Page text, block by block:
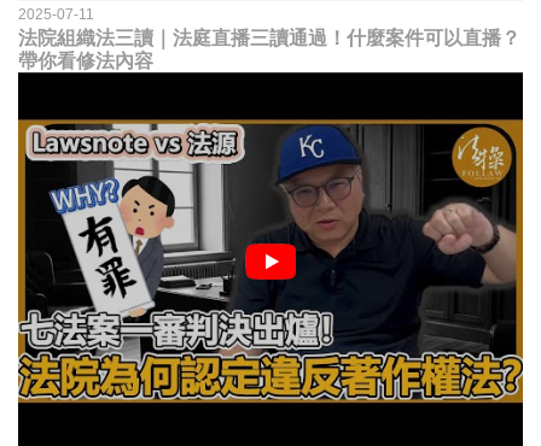
2025-07-11
法院組織法三讀｜法庭直播三讀通過！什麼案件可以直播？
帶你看修法內容